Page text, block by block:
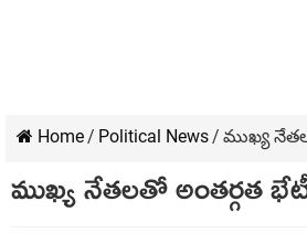
Home/ Political News/ ముఖ్య
ముఖ్య నేతలతో అంతర్గత